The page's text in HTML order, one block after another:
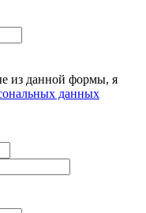
из данной формы, я
данных